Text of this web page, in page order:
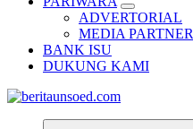
ADVERTORIAL
MEDIA PARTNER
BANK ISU
DUKUNG KAMI